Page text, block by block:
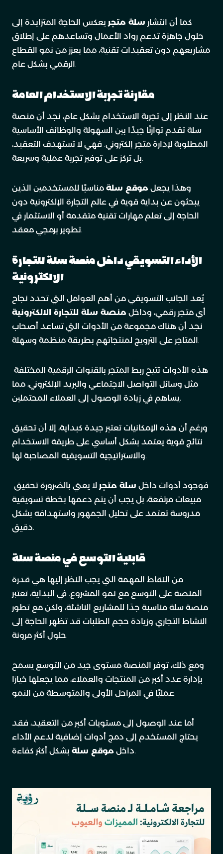
كما أن انتشار سلة متجر يعكس الحاجة المتزايدة إلى
حلول جاهزة تدعم رواد الأعمال وتساعدهم على إطلاق
مشاريعهم دون تعقيدات تقنية، مما يعزز من نمو القطاع
الرقمي بشكل عام.
مقارنة تجربة الاستخدام العامة
عند النظر إلى تجربة الاستخدام بشكل عام، نجد أن منصة
سلة تقدم توازنًا جيدًا بين السهولة والوظائف الأساسية
المطلوبة لإدارة متجر إلكتروني. فهي لا تستهدف التعقيد،
بل تركز على توفير تجربة عملية وسريعة.
وهذا يجعل موقع سلة مناسبًا للمستخدمين الذين
يبحثون عن بداية قوية في عالم التجارة الإلكترونية دون
الحاجة إلى تعلم مهارات تقنية متقدمة أو الاستثمار في
تطوير برمجي معقد.
الأداء التسويقي داخل منصة سلة للتجارة
الالكترونية
يُعد الجانب التسويقي من أهم العوامل التي تحدد نجاح
أي متجر رقمي، وداخل منصة سلة للتجارة الالكترونية
نجد أن هناك مجموعة من الأدوات التي تساعد أصحاب
المتاجر على الترويج لمنتجاتهم بطريقة منظمة وسهلة.
مثل وسائل التواصل الاجتماعي والبريد الإلكتروني، مما
يساهم في زيادة الوصول إلى العملاء المحتملين.
ورغم أن هذه الإمكانيات تعتبر جيدة كبداية، إلا أن تحقيق
نتائج قوية يعتمد بشكل أساسي على طريقة الاستخدام
والاستراتيجية التسويقية المصاحبة لها.
فوجود أدوات داخل سلة متجر لا يعني بالضرورة تحقيق
مبيعات مرتفعة، بل يجب أن يتم دعمها بخطة تسويقية
مدروسة تعتمد على تحليل الجمهور واستهدافه بشكل
دقيق.
من النقاط المهمة التي يجب النظر إليها هي قدرة
المنصة على التوسع مع نمو المشروع. في البداية، تعتبر
منصة سلة مناسبة جدًا للمشاريع الناشئة، ولكن مع تطور
النشاط التجاري وزيادة حجم الطلبات قد تظهر الحاجة إلى
حلول أكثر مرونة.
ومع ذلك، توفر المنصة مستوى جيد من التوسع يسمح
بإدارة عدد أكبر من المنتجات والعملاء، مما يجعلها خيارًا
عمليًا في المراحل الأولى والمتوسطة من النمو.
أما عند الوصول إلى مستويات أكبر من التعقيد، فقد
يحتاج المستخدم إلى دمج أدوات إضافية لدعم الأداء
داخل موقع سلة بشكل أكثر كفاءة.